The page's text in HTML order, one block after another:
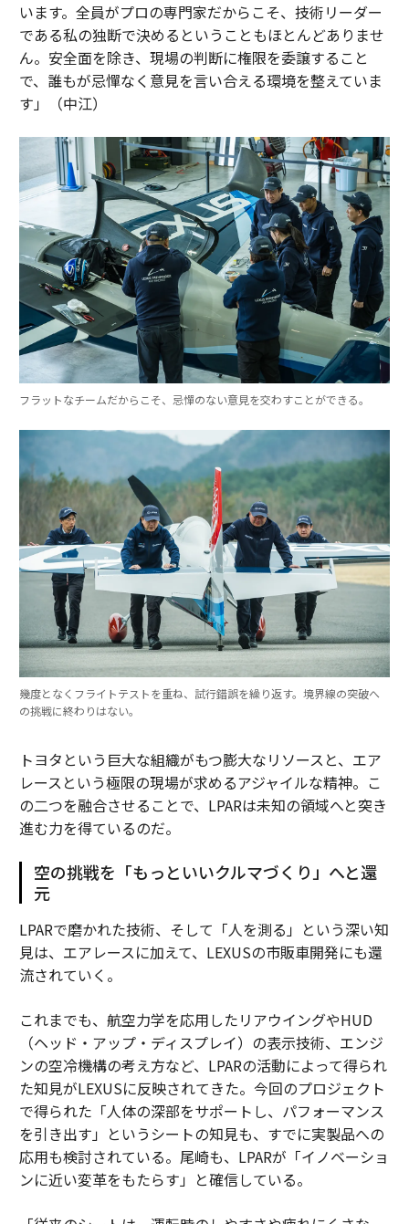
います。全員がプロの専門家だからこそ、技術リーダー
である私の独断で決めるということもほとんどありませ
ん。安全面を除き、現場の判断に権限を委譲すること
で、誰もが忌憚なく意見を言い合える環境を整えていま
す」（中江）
フラットなチームだからこそ、忌憚のない意見を交わすことができる。
幾度となくフライトテストを重ね、試行錯誤を繰り返す。境界線の突破へ
の挑戦に終わりはない。
トヨタという巨大な組織がもつ膨大なリソースと、エア
レースという極限の現場が求めるアジャイルな精神。こ
の二つを融合させることで、LPARは未知の領域へと突き
進む力を得ているのだ。
空の挑戦を「もっといいクルマづくり」へと還
元
LPARで磨かれた技術、そして「人を測る」という深い知
見は、エアレースに加えて、LEXUSの市販車開発にも還
流されていく。
これまでも、航空力学を応用したリアウイングやHUD
（ヘッド・アップ・ディスプレイ）の表示技術、エンジ
ンの空冷機構の考え方など、LPARの活動によって得られ
た知見がLEXUSに反映されてきた。今回のプロジェクト
で得られた「人体の深部をサポートし、パフォーマンス
を引き出す」というシートの知見も、すでに実製品への
応用も検討されている。尾崎も、LPARが「イノベーショ
ンに近い変革をもたらす」と確信している。